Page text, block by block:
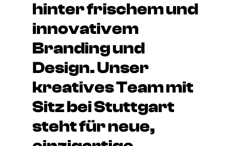
hinter frischem und
innovativem
Branding und
Design. Unser
kreatives Team mit
Sitz bei Stuttgart
steht für neue,